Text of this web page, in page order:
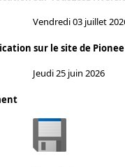
Vendredi 03 juillet
sur le site de
Jeudi 25 juin 2026